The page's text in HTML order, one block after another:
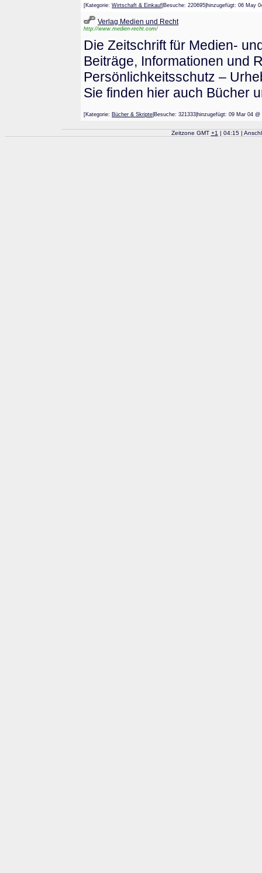
[Kategorie: Wirtschaft & Einkauf |Besuche: 220695|hinzugefügt: 06
Verlag Medien und Recht
http://www.medien-recht.com/
Die Zeitschrift für Medien-
Beiträge, Informationen und
Persönlichkeitsschutz –
Sie finden hier auch Bücher
[Kategorie: Bücher & Skripte |Besuche: 321333|hinzugefügt: 09 Mar
Zeitzone GMT +1 | 04:15 |